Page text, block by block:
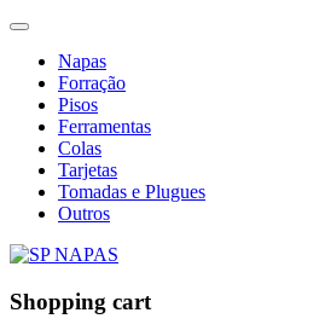
Napas
Forração
Pisos
Ferramentas
Colas
Tarjetas
Tomadas e Plugues
Outros
Shopping cart